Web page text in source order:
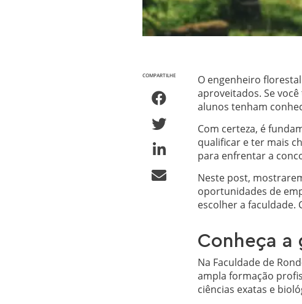
COMPARTILHE
O engenheiro
aproveitados. Se
alunos tenham
Com certeza, é
qualificar e ter mais
para enfrentar a
Neste post,
oportunidades de
escolher a faculdade.
Conheça a
Na Faculdade de
ampla formação
ciências exatas e